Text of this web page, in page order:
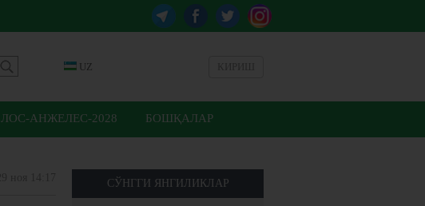
UZ
ЛОС-АНЖЕЛЕС-2028 БОШҚАЛАР
СЎНГГИ ЯНГИЛИКЛАР